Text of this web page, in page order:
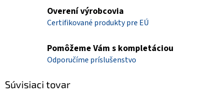
Overení výrobcovia
Certifikované produkty pre EÚ
Pomôžeme Vám s kompletáciou
Odporučíme príslušenstvo
Súvisiaci tovar